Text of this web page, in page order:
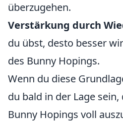
überzugehen.
Verstärkung durch
du übst, desto besser
des Bunny Hopings.
Wenn du diese
du bald in der Lage
Bunny Hopings voll